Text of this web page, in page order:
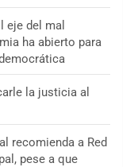
eje del mal
ha abierto para
la justicia al
recomienda a Red
pese a que